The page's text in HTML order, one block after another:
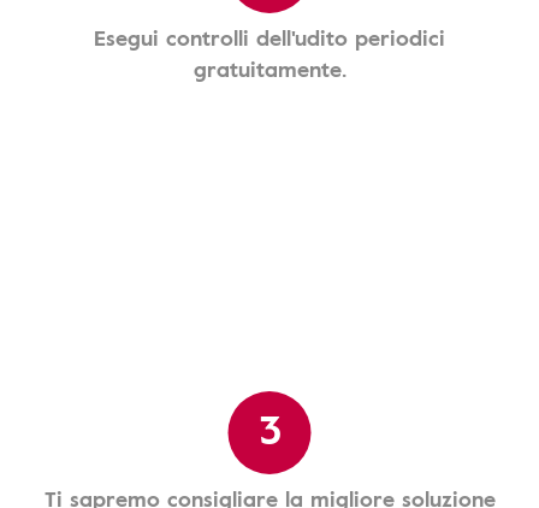
Esegui controlli dell'udito periodici
gratuitamente.
3
Ti sapremo consigliare la migliore soluzione